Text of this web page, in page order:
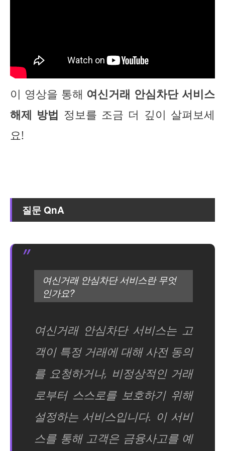
이 영상을 통해 여신거래 안심차단 서비스
해제 방법 정보를 조금 더 깊이 살펴보세
요!
질문 QnA
여신거래 안심차단 서비스란 무엇
인가요?
여신거래 안심차단 서비스는 고
객이 특정 거래에 대해 사전 동의
를 요청하거나, 비정상적인 거래
로부터 스스로를 보호하기 위해
설정하는 서비스입니다. 이 서비
스를 통해 고객은 금융사고를 예